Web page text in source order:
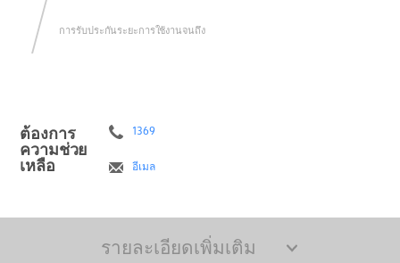
การรับประกันระยะการใช้งานจนถึง
ต้องการ
ความช่วย
เหลือ
1369
อีเมล
รายละเอียดเพิ่มเติม